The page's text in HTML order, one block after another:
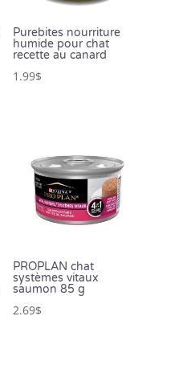
Purebites nourriture
humide pour chat
recette au canard
1.99$
PROPLAN chat
systèmes vitaux
saumon 85 g
2.69$